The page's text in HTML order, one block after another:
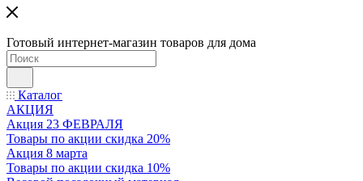
Готовый интернет-магазин товаров для дома
Каталог
АКЦИЯ
Акция 23 ФЕВРАЛЯ
Товары по акции скидка 20%
Акция 8 марта
Товары по акции скидка 10%